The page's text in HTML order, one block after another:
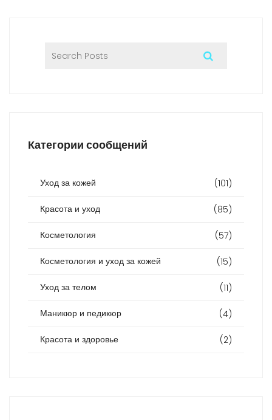
Категории сообщений
Уход за кожей (101)
Красота и уход (85)
Косметология (57)
Косметология и уход за кожей (15)
Уход за телом (11)
Маникюр и педикюр (4)
Красота и здоровье (2)